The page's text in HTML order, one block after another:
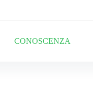
CONOSCENZA